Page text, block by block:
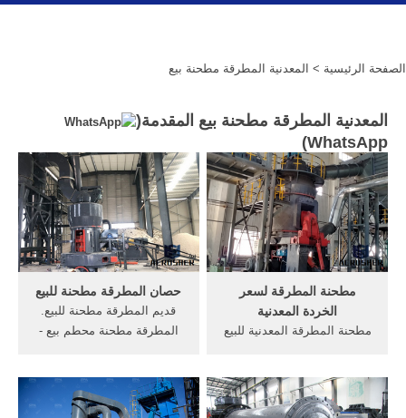
الصفحة الرئيسية > المعدنية المطرقة مطحنة بيع
المعدنية المطرقة مطحنة بيع المقدمة(
WhatsApp
)
حصان المطرقة مطحنة للبيع
قديم المطرقة مطحنة للبيع.
المطرقة مطحنة محطم بيع -
رقائق الخشب المطرقة مطحنة
للبيع، المطرقة مطحنة .
مطحنة المطرقة لسعر
الخردة المعدنية
مطحنة المطرقة المعدنية للبيع
الخردةمطحنة ثلاثة لفة للبيع
في باكستان الفك محطم